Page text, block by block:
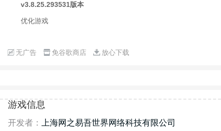
v3.8.25.293531版本
优化游戏
无广告 免谷歌商店 放心下载
游戏信息
开发者： 上海网之易吾世界网络科技有限公司